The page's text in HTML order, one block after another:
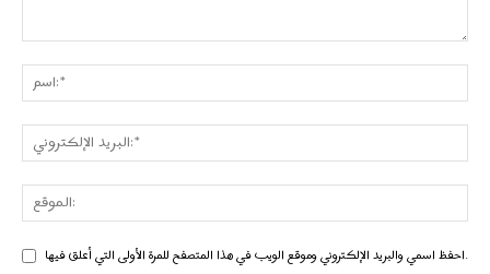
احفظ اسمي والبريد الإلكتروني وموقع الويب في هذا المتصفح للمرة الأولى التي أعلق فيها.